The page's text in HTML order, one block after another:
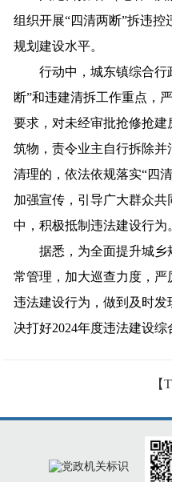
组织开展“四清两断”拆违
规划建设水平。
行动中，城东镇综合行
断”和违建清拆工作重点，
要求，对未经审批抢修抢
筑物，责令业主自行拆除
清理的，依法依规落实“四
加强宣传，引导广大群众
中，积极抵制违法建设行为
据悉，为全面提升城乡
常管理，加大巡查力度，
违法建设行为，做到及时
决打好2024年度违法建设综
【